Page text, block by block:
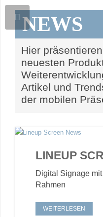
NEWS
Hier
neuesten
Artikel und
der mobilen
LINEUP
Digital Signage
Rahmen
WEITERLESEN